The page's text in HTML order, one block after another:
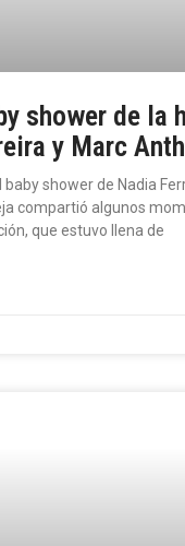
shower de la
y Marc
baby shower de Nadia
compartió algunos
que estuvo llena de